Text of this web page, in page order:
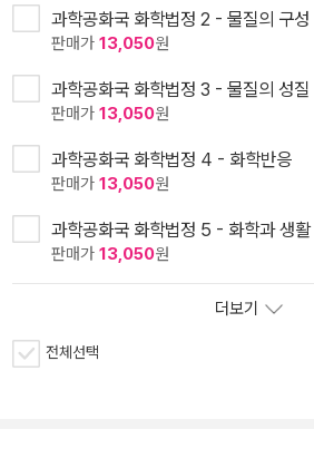
과학공화국 화학법정 2 - 물질의 구성
판매가 13,050원
과학공화국 화학법정 3 - 물질의 성질
판매가 13,050원
과학공화국 화학법정 4 - 화학반응
판매가 13,050원
과학공화국 화학법정 5 - 화학과 생활
판매가 13,050원
더보기
전체선택